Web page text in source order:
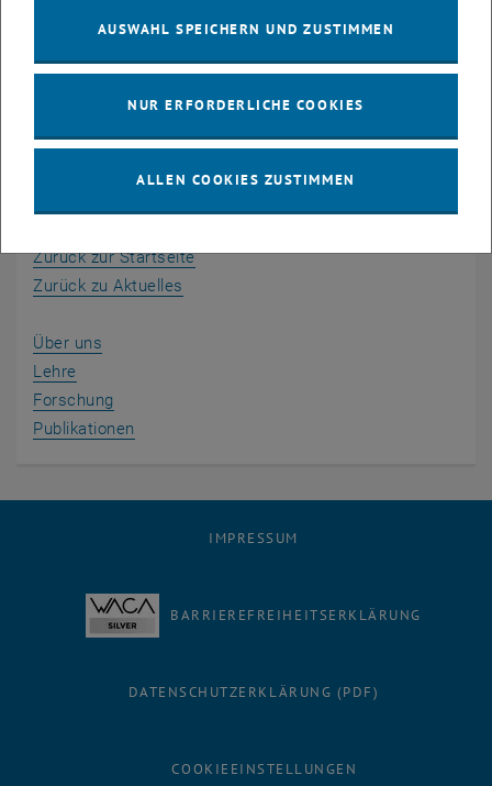
Dragana Damjanovic nahm an einer Podiumsdiskussion mit
Vertreter:innen von AustriaTech, ASFINAG und ÖAMTC zum Thema
Zurück zur Startseite
Zurück zu Aktuelles
Über uns
Lehre
Forschung
Publikationen
IMPRESSUM
BARRIEREFREIHEITSERKLÄRUNG
DATENSCHUTZERKLÄRUNG (PDF)
COOKIEEINSTELLUNGEN
AUSWAHL SPEICHERN UND ZUSTIMMEN
NUR ERFORDERLICHE COOKIES
ALLEN COOKIES ZUSTIMMEN